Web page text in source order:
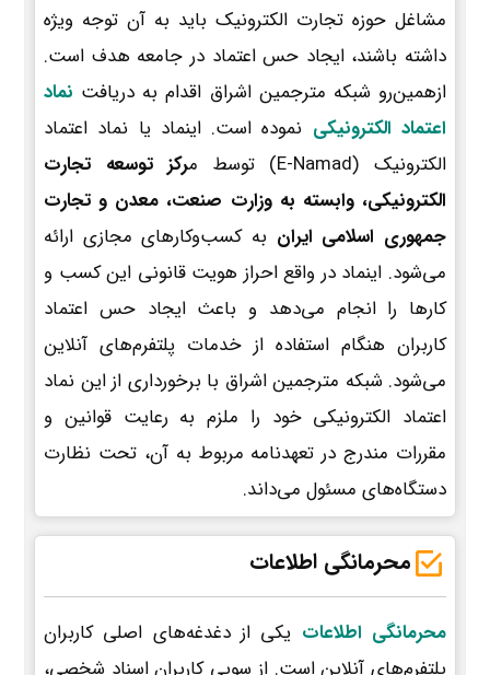
مشاغل حوزه تجارت الکترونیک باید به آن توجه ویژه
داشته باشند، ایجاد حس اعتماد در جامعه هدف است.
ازهمین‌رو شبکه مترجمین اشراق اقدام به دریافت نماد
اعتماد الکترونیکی نموده است. اینماد یا نماد اعتماد
الکترونیک (E-Namad) توسط م
رکز توسعه تجارت
الکترونیکی، وابسته به وزارت صنعت، معدن و تجارت
جمهوری اسلامی ایران به کسب‌وکارهای مجازی ارائه
می‌شود. اینماد در واقع احراز هویت قانونی این کسب و
کارها را انجام می‌دهد و باعث ایجاد حس اعتماد
کاربران هنگام استفاده از خدمات پلتفرم‌های آنلاین
می‌شود. شبکه مترجمین اشراق با برخورداری از این نماد
اعتماد الکترونیکی خود را ملزم به رعایت قوانین و
مقررات مندرج در تعهدنامه مربوط به آن، تحت نظارت
دستگاه‌های مسئول می‌داند.
محرمانگی اطلاعات
محرمانگی اطلاعات یکی از دغدغه‌های اصلی کاربران
پلتفرم‌های آنلاین است. از سویی کاربران اسناد شخصی،